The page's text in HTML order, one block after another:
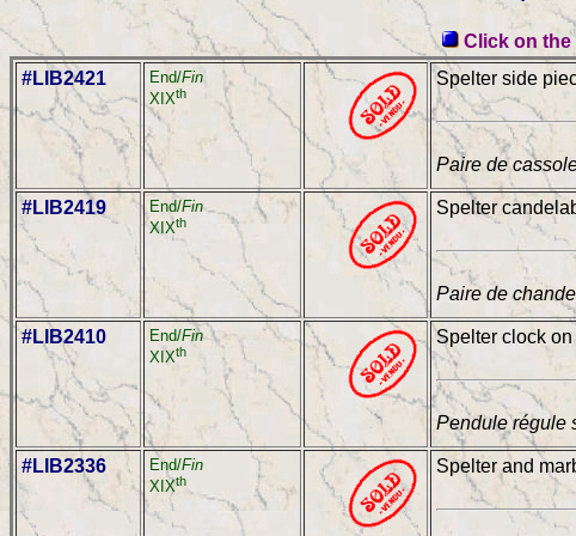
Click on
#LIB2421
End/Fin
XIXth
Spelter side
Paire de
#LIB2419 End/Fin
XIXth
Spelter
Paire de
#LIB2410 End/Fin
XIXth
Spelter clock
Pendule régule
#LIB2336 End/Fin
XIXth
Spelter and